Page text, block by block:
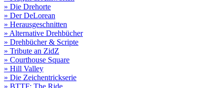
» Die Drehorte
» Der DeLorean
» Herausgeschnitten
» Alternative Drehbücher
» Drehbücher & Scripte
» Tribute an ZidZ
» Courthouse Square
» Hill Valley
» Die Zeichentrickserie
» BTTF: The Ride